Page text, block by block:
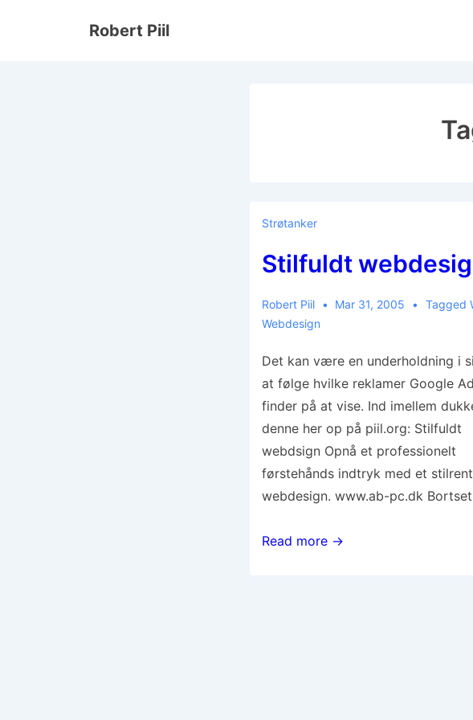
Robert Piil
Strøtanker
Stilfuldt
Robert Piil Mar 31, 2005
Tagged
Webdesign
Det kan være en underholdning i
at følge hvilke reklamer Google
finder på at vise. Ind imellem
denne her op på piil.org: Stilfuldt
webdsign Opnå et professionelt
førstehånds indtryk med et stilrent
webdesign. www.ab-pc.dk
Stilfuldt
Read more →